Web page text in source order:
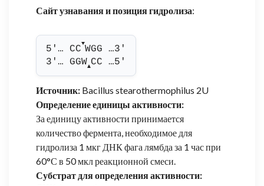
Сайт узнавания и позиция гидролиза:
5'… CC
▼
WGG …3'
3'… GGW▲CC …5'
Источник: Bacillus stearothermophilus 2U
Определение единицы активности:
За единицу активности принимается
количество фермента, необходимое для
гидролиза 1 мкг ДНК фага лямбда за 1 час при
60°С в 50 мкл реакционной смеси.
Субстрат для определения активности: